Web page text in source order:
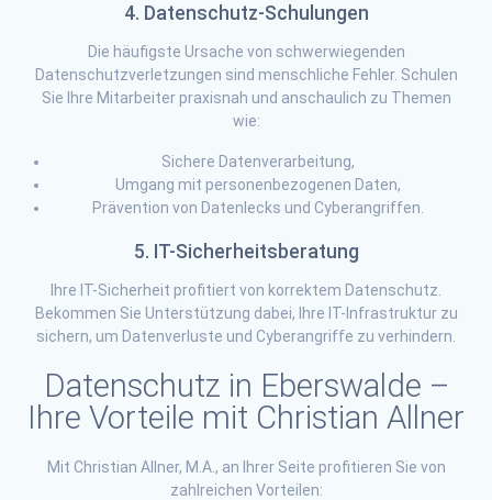
4. Datenschutz-Schulungen
Die häufigste Ursache von schwerwiegenden
Datenschutzverletzungen sind menschliche Fehler. Schulen
Sie Ihre Mitarbeiter praxisnah und anschaulich zu Themen
wie:
Sichere Datenverarbeitung,
Umgang mit personenbezogenen Daten,
Prävention von Datenlecks und Cyberangriffen.
5. IT-Sicherheitsberatung
Ihre IT-Sicherheit profitiert von korrektem Datenschutz.
Bekommen Sie Unterstützung dabei, Ihre IT-Infrastruktur zu
sichern, um Datenverluste und Cyberangriffe zu verhindern.
Datenschutz in Eberswalde –
Ihre Vorteile mit Christian Allner
Mit Christian Allner, M.A., an Ihrer Seite profitieren Sie von
zahlreichen Vorteilen: